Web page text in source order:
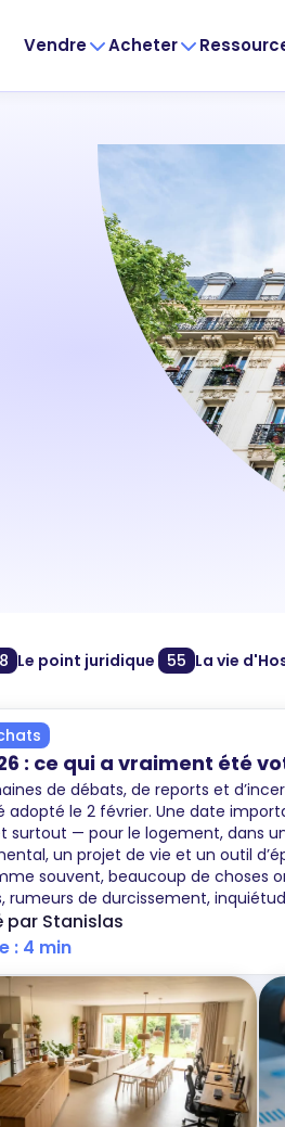
Vendre Acheter
Le point juridique 55 La vie
: ce qui a vraiment été
de débats, de reports et
le 2 février. Une date
surtout — pour le logement, dans
un projet de vie et un outil
souvent, beaucoup de choses
rumeurs de durcissement,
le texte définitivement adopté, le
Trois sujets concentrent
: le LMNP, le nouveau statut du
avec un regard volontairement
par Stanislas
: 4 min